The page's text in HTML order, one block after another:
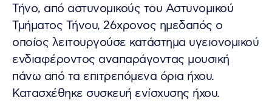
Τήνο, από αστυνομικούς του Αστυνομικού
Τμήματος Τήνου, 26χρονος ημεδαπός ο
οποίος λειτουργούσε κατάστημα υγειονομικού
ενδιαφέροντος αναπαράγοντας μουσική
πάνω από τα επιτρεπόμενα όρια ήχου.
Κατασχέθηκε συσκευή ενίσχυσης ήχου.